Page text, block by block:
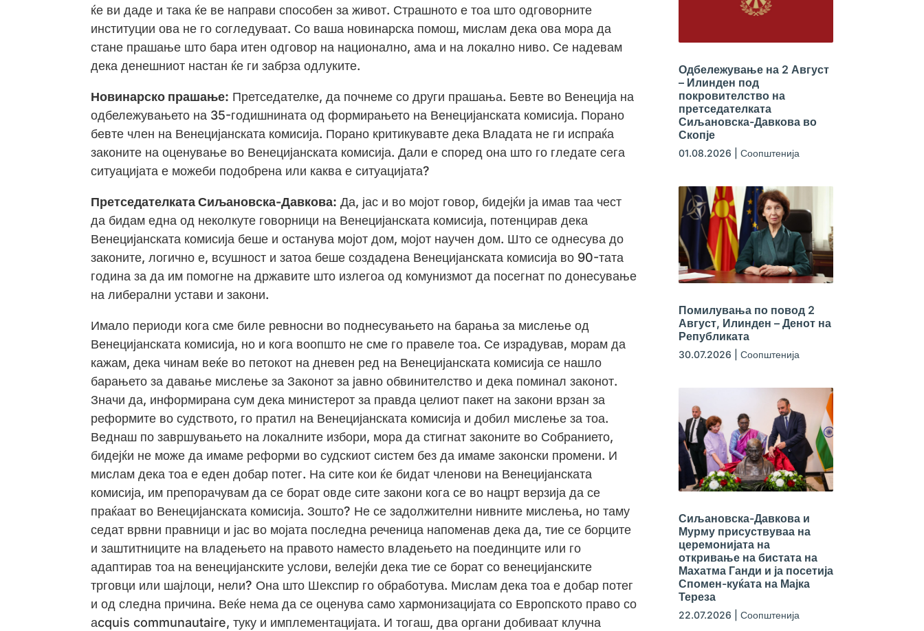
ќе ви даде и така ќе ве направи способен за живот. Страшното е тоа што одговорните
институции ова не го согледуваат. Со ваша новинарска помош, мислам дека ова мора да
стане прашање што бара итен одговор на национално, ама и на локално ниво. Се надевам
дека денешниот настан ќе ги забрза одлуките.
Новинарско прашање: Претседателке, да почнеме со други прашања. Бевте во Венеција на
одбележувањето на 35-годишнината од формирањето на Венецијанската комисија. Порано
бевте член на Венецијанската комисија. Порано критикувавте дека Владата не ги испраќа
законите на оценување во Венецијанската комисија. Дали е според она што го гледате сега
ситуацијата е можеби подобрена или каква е ситуацијата?
Претседателката Сиљановска-Давкова: Да, јас и во мојот говор, бидејќи ја имав таа чест
да бидам една од неколкуте говорници на Венецијанската комисија, потенцирав дека
Венецијанската комисија беше и останува мојот дом, мојот научен дом. Што се однесува до
законите, логично е, всушност и затоа беше создадена Венецијанската комисија во 90-тата
година за да им помогне на државите што излегоа од комунизмот да посегнат по донесување
на либерални устави и закони.
Имало периоди кога сме биле ревносни во поднесувањето на барања за мислење од
Венецијанската комисија, но и кога воопшто не сме го правеле тоа. Се израдував, морам да
кажам, дека чинам веќе во петокот на дневен ред на Венецијанската комисија се нашло
барањето за давање мислење за Законот за јавно обвинителство и дека поминал законот.
Значи да, информирана сум дека министерот за правда целиот пакет на закони врзан за
реформите во судството, го пратил на Венецијанската комисија и добил мислење за тоа.
Веднаш по завршувањето на локалните избори, мора да стигнат законите во Собранието,
бидејќи не може да имаме реформи во судскиот систем без да имаме законски промени. И
мислам дека тоа е еден добар потег. На сите кои ќе бидат членови на Венецијанската
комисија, им препорачувам да се борат овде сите закони кога се во нацрт верзија да се
праќаат во Венецијанската комисија. Зошто? Не се задолжителни нивните мислења, но таму
седат врвни правници и јас во мојата последна реченица напоменав дека да, тие се борците
и заштитниците на владењето на правото наместо владењето на поединците или го
адаптирав тоа на венецијанските услови, велејќи дека тие се борат со венецијанските
трговци или шајлоци, нели? Она што Шекспир го обработува. Мислам дека тоа е добар потег
и од следна причина. Веќе нема да се оценува само хармонизацијата со Европското право со
аcquis communautaire, туку и имплементацијата. И тогаш, два органи добиваат клучна
Одбележување на 2 Август
– Илинден под
покровителство на
претседателката
Сиљановска-Давкова во
Скопје
01.08.2026 Соопштенија
Помилувања по повод 2
Август, Илинден – Денот на
Републиката
30.07.2026 Соопштенија
Сиљановска-Давкова и
Мурму присуствуваа на
церемонијата на
откривање на бистата на
Махатма Ганди и ја посетија
Спомен-куќата на Мајка
Тереза
22.07.2026 Соопштенија